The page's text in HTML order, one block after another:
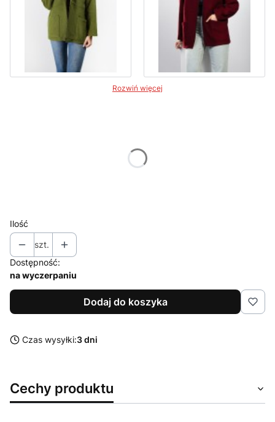
Rozwiń więcej
Ilość
szt.
Dostępność:
na wyczerpaniu
Dodaj do koszyka
Czas wysyłki:3 dni
Cechy produktu